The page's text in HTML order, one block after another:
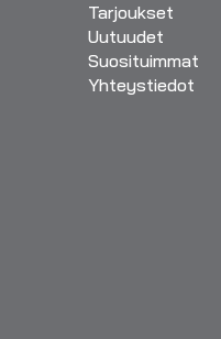
Tarjoukset
Uutuudet
Suosituimmat
Yhteystiedot